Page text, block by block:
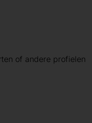
of andere profielen